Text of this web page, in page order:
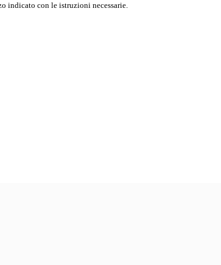
indicato con le istruzioni necessarie.